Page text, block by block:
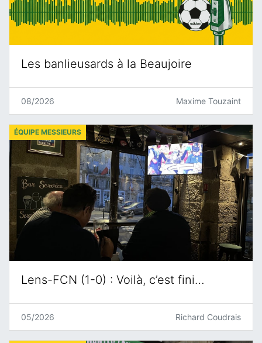
Les banlieusards à la Beaujoire
08/2026 Maxime Touzaint
Lens-FCN (1-0) : Voilà, c’est fini…
ÉQUIPE MESSIEURS
05/2026 Richard Coudrais